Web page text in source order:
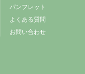
パンフレット
よくある質問
お問い合わせ